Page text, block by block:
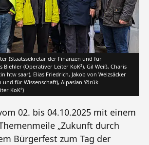
(Staatssekretär der Finanzen und für
Biehler (Operativer Leiter KoK²), Gil Weiß, Charis
htw saar), Elias Friedrich, Jakob von Weizsäcker
für Wissenschaft), Alpaslan Yörük
KoK²)
02. bis 04.10.2025 mit einem
„Zukunft durch
Bürgerfest zum Tag der